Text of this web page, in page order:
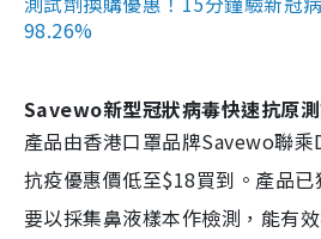
98.26%
Savewo新型冠狀病毒快速抗原
產品由香港口罩品牌Savewo聯乘
抗疫優惠價低至$18買到。產品已
要以採集鼻液樣本作檢測，能有